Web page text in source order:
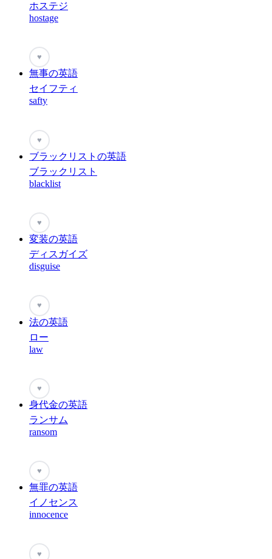
ホステジ
hostage
♥
無事の英語
セイフティ
safty
♥
ブラックリストの英語
ブラックリスト
blacklist
♥
変装の英語
ディスガイズ
disguise
♥
法の英語
ロー
law
♥
身代金の英語
ランサム
ransom
♥
無罪の英語
イノセンス
innocence
♥